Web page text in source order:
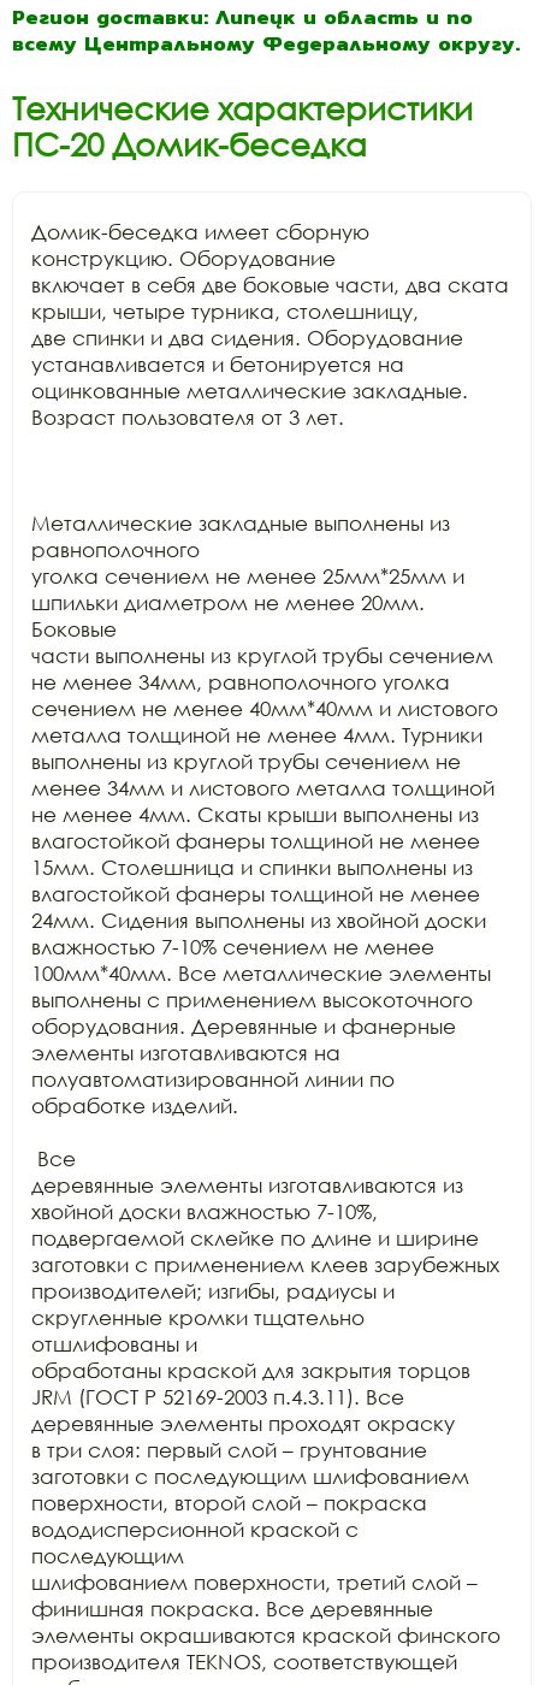
Регион доставки: Липецк и область и по
всему Центральному Федеральному округу.
Технические характеристики
ПС-20 Домик-беседка
Домик-беседка имеет сборную
конструкцию. Оборудование
включает в себя две боковые части, два ската
крыши, четыре турника, столешницу,
две спинки и два сидения. Оборудование
устанавливается и бетонируется на
оцинкованные металлические закладные.
Возраст пользователя от 3 лет.
Металлические закладные выполнены из
равнополочного
уголка сечением не менее 25мм*25мм и
шпильки диаметром не менее 20мм.
Боковые
части выполнены из круглой трубы сечением
не менее 34мм, равнополочного уголка
сечением не менее 40мм*40мм и листового
металла толщиной не менее 4мм. Турники
выполнены из круглой трубы сечением не
менее 34мм и листового металла толщиной
не менее 4мм. Скаты крыши выполнены из
влагостойкой фанеры толщиной не менее
15мм. Столешница и спинки выполнены из
влагостойкой фанеры толщиной не менее
24мм. Сидения выполнены из хвойной доски
влажностью 7-10% сечением не менее
100мм*40мм. Все металлические элементы
выполнены с применением высокоточного
оборудования. Деревянные и фанерные
элементы изготавливаются на
полуавтоматизированной линии по
обработке изделий.
Все
деревянные элементы изготавливаются из
хвойной доски влажностью 7-10%,
подвергаемой склейке по длине и ширине
заготовки с применением клеев зарубежных
производителей; изгибы, радиусы и
скругленные кромки тщательно
отшлифованы и
обработаны краской для закрытия торцов
JRM (ГОСТ Р 52169-2003 п.4.3.11). Все
деревянные элементы проходят окраску
в три слоя: первый слой – грунтование
заготовки с последующим шлифованием
поверхности, второй слой – покраска
вододисперсионной краской с
последующим
шлифованием поверхности, третий слой –
финишная покраска. Все деревянные
элементы окрашиваются краской финского
производителя TEKNOS, соответствующей